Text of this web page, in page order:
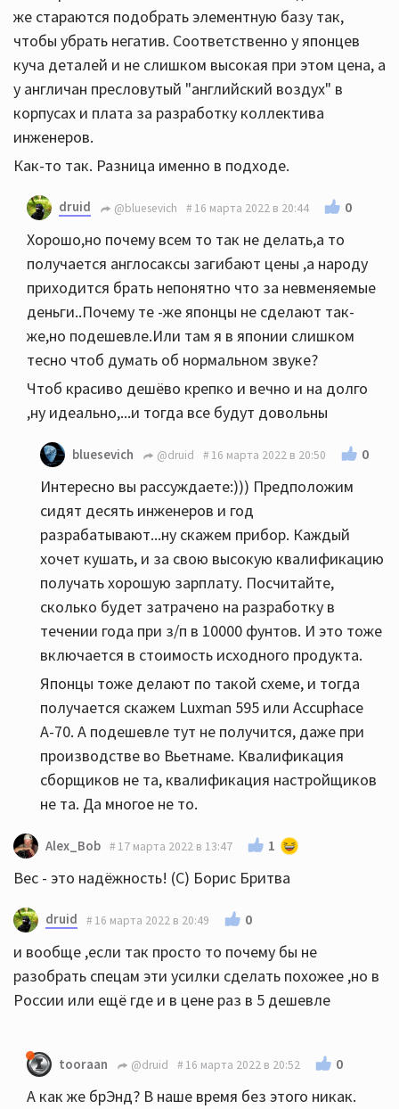
же стараются подобрать элементную базу так,
чтобы убрать негатив. Соответственно у японцев
куча деталей и не слишком высокая при этом цена, а
у англичан пресловутый "английский воздух" в
корпусах и плата за разработку коллектива
инженеров.
Как-то так. Разница именно в подходе.
druid @bluesevich 16 марта 2022 в 20:44 0
Хорошо,но почему всем то так не делать,а то
получается англосаксы загибают цены ,а народу
приходится брать непонятно что за невменяемые
деньги..Почему те -же японцы не сделают так-
же,но подешевле.Или там я в японии слишком
тесно чтоб думать об нормальном звуке?
Чтоб красиво дешёво крепко и вечно и на долго
,ну идеально,...и тогда все будут довольны
bluesevich @druid 16 марта 2022 в 20:50 0
Интересно вы рассуждаете:))) Предположим
сидят десять инженеров и год
разрабатывают...ну скажем прибор. Каждый
хочет кушать, и за свою высокую квалификацию
получать хорошую зарплату. Посчитайте,
сколько будет затрачено на разработку в
течении года при з/п в 10000 фунтов. И это тоже
включается в стоимость исходного продукта.
Японцы тоже делают по такой схеме, и тогда
получается скажем Luxman 595 или Accuphace
А-70. А подешевле тут не получится, даже при
производстве во Вьетнаме. Квалификация
сборщиков не та, квалификация настройщиков
не та. Да многое не то.
Alex_Bob 17 марта 2022 в 13:47 1
Вес - это надёжность! (С) Борис Бритва
druid 16 марта 2022 в 20:49 0
и вообще ,если так просто то почему бы не
разобрать спецам эти усилки сделать похожее ,но в
России или ещё где и в цене раз в 5 дешевле
tooraan @druid 16 марта 2022 в 20:52 0
А как же брЭнд? В наше время без этого никак.